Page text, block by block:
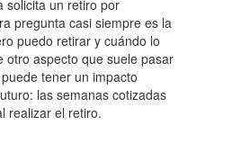
solicita un retiro por
pregunta casi siempre es la
puedo retirar y cuándo lo
otro aspecto que suele pasar
tener un impacto
las semanas cotizadas
realizar el retiro.